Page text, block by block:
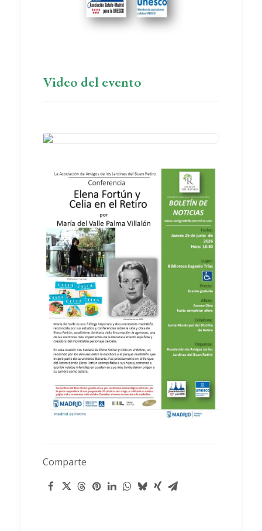
Video del evento
Comparte